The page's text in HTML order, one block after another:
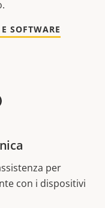
SOFTWARE
per
con i dispositivi